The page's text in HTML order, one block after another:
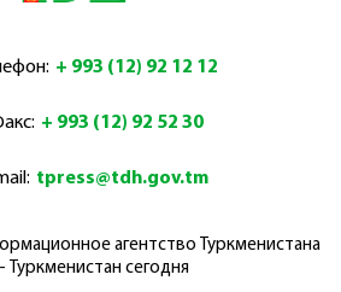
+ 993 (12) 92 12 12
+ 993 (12) 92 52 30
tpress@tdh.gov.tm
агентство Туркменистана
Туркменистан сегодня